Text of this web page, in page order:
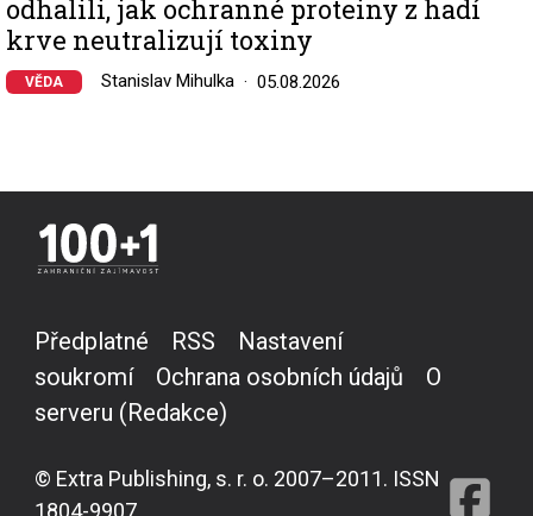
odhalili, jak ochranné proteiny z hadí
krve neutralizují toxiny
VĚDA Stanislav Mihulka 05.08.2026
Předplatné RSS
Nastavení
soukromí
Ochrana osobních údajů
O
serveru (Redakce)
© Extra Publishing, s. r. o. 2007–2011. ISSN
1804-9907